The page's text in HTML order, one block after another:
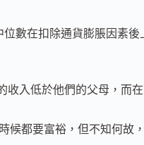
數在扣除通貨膨脹因素
收入低於他們的父母，而
候都要富裕，但不知何故